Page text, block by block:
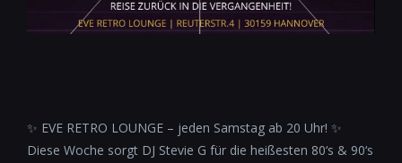
✨ EVE RETRO LOUNGE – jeden Samstag ab 20 Uhr! ✨
Diese Woche sorgt DJ Stevie G für die heißesten 80‘s & 90‘s